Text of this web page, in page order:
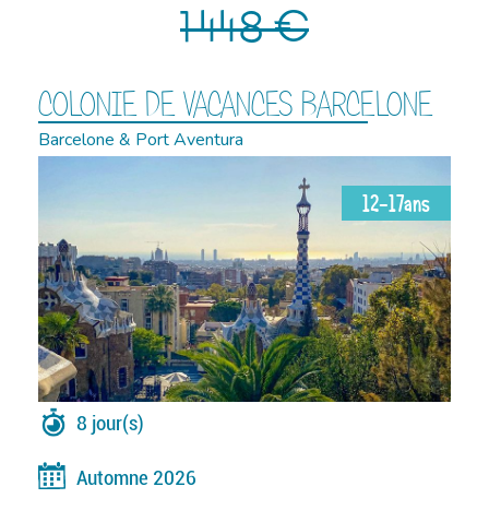
1 448 €
COLONIE DE VACANCES BARCELONE
Barcelone & Port Aventura
12-17ans
8 jour(s)
Automne 2026